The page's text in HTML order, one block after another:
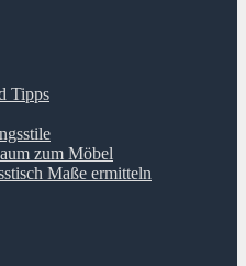
Tipps
zum Möbel
Maße ermitteln